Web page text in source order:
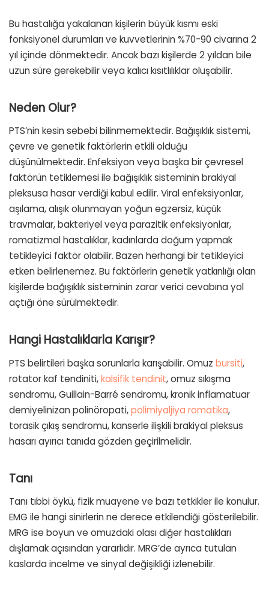
Bu hastalığa yakalanan kişilerin büyük kısmı eski
fonksiyonel durumları ve kuvvetlerinin %70-90 civarına 2
yıl içinde dönmektedir. Ancak bazı kişilerde 2 yıldan bile
uzun süre gerekebilir veya kalıcı kısıtlılıklar oluşabilir.
Neden Olur?
PTS’nin kesin sebebi bilinmemektedir. Bağışıklık sistemi,
çevre ve genetik faktörlerin etkili olduğu
düşünülmektedir. Enfeksiyon veya başka bir çevresel
faktörün tetiklemesi ile bağışıklık sisteminin brakiyal
pleksusa hasar verdiği kabul edilir. Viral enfeksiyonlar,
aşılama, alışık olunmayan yoğun egzersiz, küçük
travmalar, bakteriyel veya parazitik enfeksiyonlar,
romatizmal hastalıklar, kadınlarda doğum yapmak
tetikleyici faktör olabilir. Bazen herhangi bir tetikleyici
etken belirlenemez. Bu faktörlerin genetik yatkınlığı olan
kişilerde bağışıklık sisteminin zarar verici cevabına yol
açtığı öne sürülmektedir.
Hangi Hastalıklarla Karışır?
PTS belirtileri başka sorunlarla karışabilir. Omuz bursiti,
rotator kaf tendiniti,kalsifik tendinit, omuz sıkışma
sendromu, Guillain-Barré sendromu, kronik inflamatuar
demiyelinizan polinöropati,polimiyaljiya romatika,
torasik çıkış sendromu, kanserle ilişkili brakiyal pleksus
hasarı ayırıcı tanıda gözden geçirilmelidir.
Tanı
Tanı tıbbi öykü, fizik muayene ve bazı tetkikler ile konulur.
EMG ile hangi sinirlerin ne derece etkilendiği gösterilebilir.
MRG ise boyun ve omuzdaki olası diğer hastalıkları
dışlamak açısından yararlıdır. MRG’de ayrıca tutulan
kaslarda incelme ve sinyal değişikliği izlenebilir.